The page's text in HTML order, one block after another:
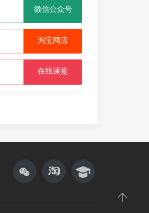
微信公众号
淘宝网店
在线课堂